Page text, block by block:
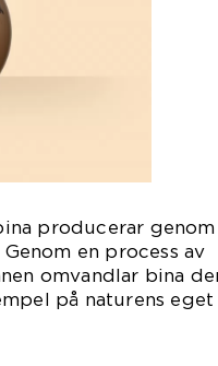
producerar
en process av
omvandlar bina
på naturens eget